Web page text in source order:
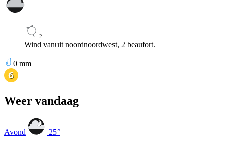
2
Wind vanuit noordnoordwest, 2 beaufort.
0 mm
Weer vandaag
Avond 25°